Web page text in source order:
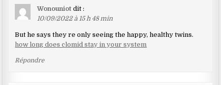
Wonouniot dit :
10/09/2022 à 15 h 48 min
But he says they re only seeing the happy, healthy twins.
how long does clomid stay in your system
Répondre